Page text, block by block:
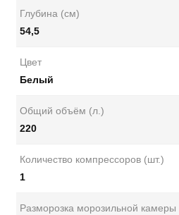
Глубина (см)
54,5
Цвет
Белый
Общий объём (л.)
220
Количество компрессоров (шт.)
1
Разморозка морозильной камеры